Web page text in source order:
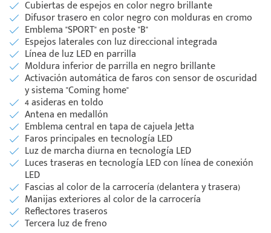
Cubiertas de espejos en color negro brillante
Difusor trasero en color negro con molduras en cromo
Emblema "SPORT" en poste "B"
Espejos laterales con luz direccional integrada
Línea de luz LED en parrilla
Moldura inferior de parrilla en negro brillante
Activación automática de faros con sensor de oscuridad
y sistema "Coming home"
4 asideras en toldo
Antena en medallón
Emblema central en tapa de cajuela Jetta
Faros principales en tecnología LED
Luz de marcha diurna en tecnología LED
Luces traseras en tecnología LED con línea de conexión
LED
Fascias al color de la carrocería (delantera y trasera)
Manijas exteriores al color de la carrocería
Reflectores traseros
Tercera luz de freno